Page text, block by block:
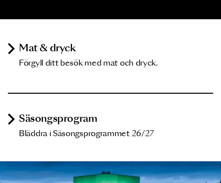
Mat & dryck
Förgyll ditt besök med mat och dryck.
Säsongsprogram
Bläddra i Säsongsprogrammet 26/27